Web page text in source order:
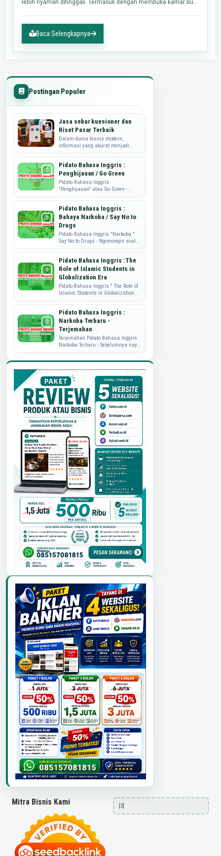
Baca Selengkapnya
Postingan Populer
Jasa sebar kuesioner dan
Riset Pasar Terbaik
Dalam dunia bisnis modern,
informasi yang akurat menjadi
kunci utama dalam merumuskan
strategi, mengembangkan produk,
dan memahami kebutuhan...
Pidato Bahasa Inggris :
Penghijauan / Go Green
Pidato Bahasa Inggris
"Penghijauan" atau Go Green -
Sahabat Dataguru.web.id, pidato
yang di share ini adalah tulisan
dari mbak ...
Pidato Bahasa Inggris :
Bahaya Narkoba / Say No to
Drugs
Pidato Bahasa Inggris "Narkoba "
Say No to Drugs - Ngomongin soal
Narkoba nih, memang sungguh
memprihatinkan. Nah, sebagai
wujud ...
Pidato Bahasa Inggris :The
Role of Islamic Students in
Globalization Era
Pidato Bahasa Inggris " The Role of
Islamic Students in Globalization
Era" Pidato Bahasa Inggris kali ini
akan berbagi soal peran...
Pidato Bahasa Inggris :
Narkoba Terbaru -
Terjemahan
Terjemahan Pidato Bahasa Inggris
Narkoba Terbaru - Sebelumnya saya
sudah pernah publish perihal Pidato
Mitra Bisnis Kami [2]